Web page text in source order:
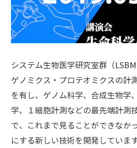
システム生物医学研究室群（
ゲノミクス・プロテオミクスの計
を有し、ゲノム科学、合成生物学
学、１細胞計測などの最先端計測
で、これまで見ることができなか
にする新しい技術を開発していま